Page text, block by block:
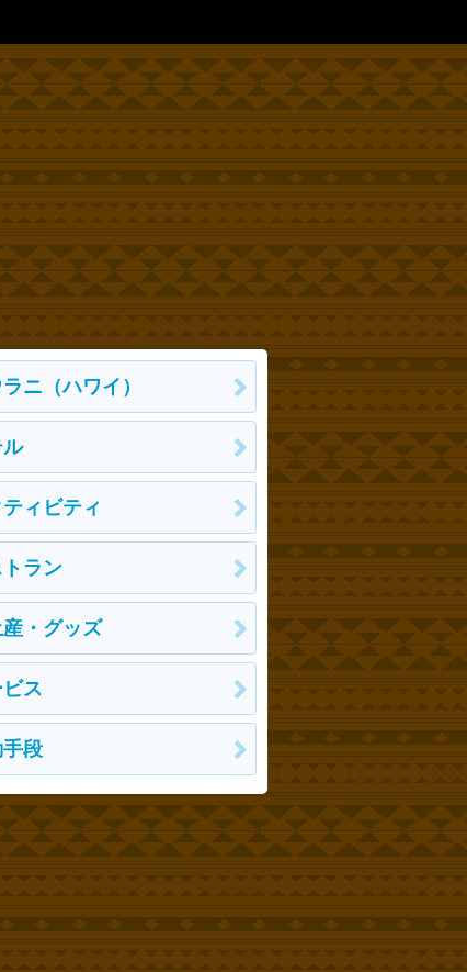
ニ（ハワイ）
ィビティ
トラン
・グッズ
ス
段